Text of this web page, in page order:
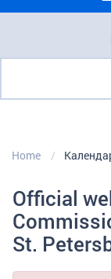
Home
Official
St.